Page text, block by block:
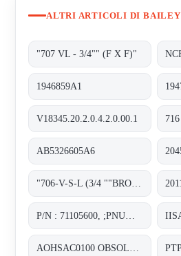
ALTRI ARTICOLI DI BAILEY
"707 VL - 3/4"" (F X F)"
1946859A1
V18345.20.2.0.4.2.0.00.1
AB5326605A6